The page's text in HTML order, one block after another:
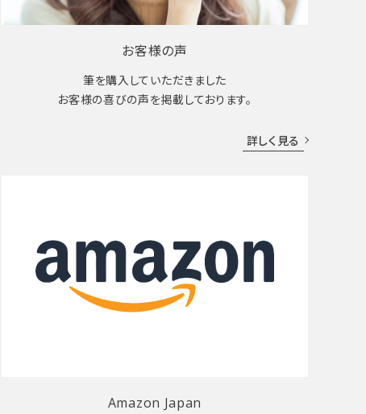
お客様の声
筆を購入していただきました
お客様の喜びの声を掲載しております。
詳しく見る
Amazon Japan